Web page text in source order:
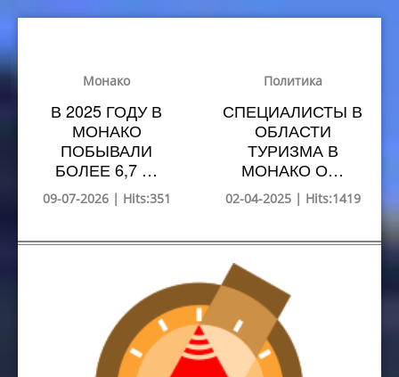
Монако
В 2025 ГОДУ В
МОНАКО
ПОБЫВАЛИ
БОЛЕЕ 6,7 …
09-07-2026 | Hits:351
Политика
СПЕЦИАЛИСТЫ В
ОБЛАСТИ
ТУРИЗМА В
МОНАКО О…
02-04-2025 | Hits:1419